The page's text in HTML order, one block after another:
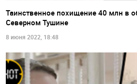
Таинственное похищение 40 млн в
Северном Тушине
8 июня 2022, 18:48